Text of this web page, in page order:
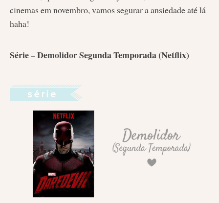
cinemas em novembro, vamos segurar a ansiedade até lá
haha!
Série – Demolidor Segunda Temporada (Netflix)